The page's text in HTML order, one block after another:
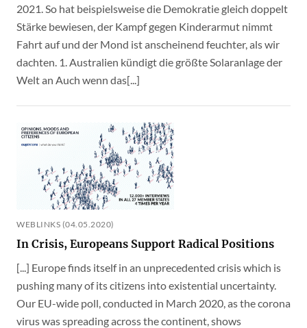
2021. So hat beispielsweise die Demokratie gleich doppelt
Stärke bewiesen, der Kampf gegen Kinderarmut nimmt
Fahrt auf und der Mond ist anscheinend feuchter, als wir
dachten. 1. Australien kündigt die größte Solaranlage der
Welt an Auch wenn das[...]
WEBLINKS (04.05.2020)
In Crisis, Europeans Support Radical Positions
[...] Europe finds itself in an unprecedented crisis which is
pushing many of its citizens into existential uncertainty.
Our EU-wide poll, conducted in March 2020, as the corona
virus was spreading across the continent, shows